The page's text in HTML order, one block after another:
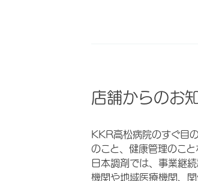
店舗からのお
KKR高松病院のすぐ目
のこと、健康管理の
日本調剤では、事業継
機関や地域医療機関、